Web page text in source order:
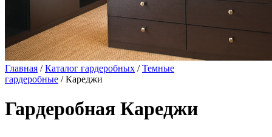
Главная /Каталог гардеробных /Темные
гардеробные / Кареджи
Гардеробная Кареджи